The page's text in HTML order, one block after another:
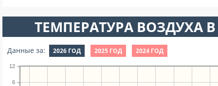
ТЕМПЕРАТУРА ВОЗДУХА В
Данные за: 2026 ГОД 2025 ГОД 2024 ГОД
6
12